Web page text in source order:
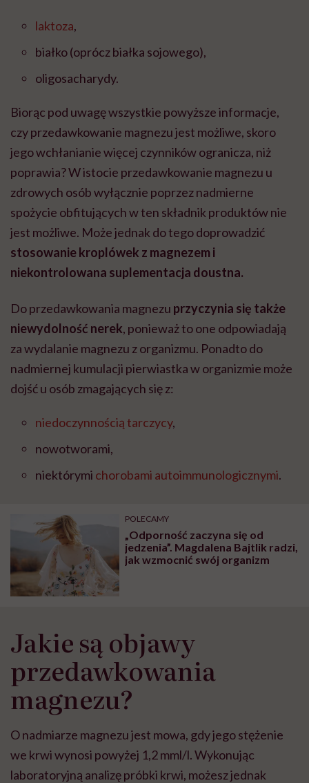
laktoza,
białko (oprócz białka sojowego),
oligosacharydy.
Biorąc pod uwagę wszystkie powyższe informacje,
czy przedawkowanie magnezu jest możliwe, skoro
jego wchłanianie więcej czynników ogranicza, niż
poprawia? W istocie przedawkowanie magnezu u
zdrowych osób wyłącznie poprzez nadmierne
spożycie obfitujących w ten składnik produktów nie
jest możliwe. Może jednak do tego doprowadzić
stosowanie kroplówek z magnezem i
niekontrolowana suplementacja doustna.
Do przedawkowania magnezu przyczynia się także
niewydolność nerek, ponieważ to one odpowiadają
za wydalanie magnezu z organizmu. Ponadto do
nadmiernej kumulacji pierwiastka w organizmie może
dojść u osób zmagających się z:
niedoczynnością tarczycy,
nowotworami,
niektórymi chorobami autoimmunologicznymi.
POLECAMY
„Odporność zaczyna się od
jedzenia”. Magdalena Bajtlik radzi,
jak wzmocnić swój organizm
Jakie są objawy
przedawkowania
magnezu?
O nadmiarze magnezu jest mowa, gdy jego stężenie
we krwi wynosi powyżej 1,2 mml/l.Wykonując
laboratoryjną analizę próbki krwi, możesz jednak